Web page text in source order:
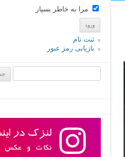
مرا به خاطر بسپار
ثبت نام
بازیابی رمز عبور